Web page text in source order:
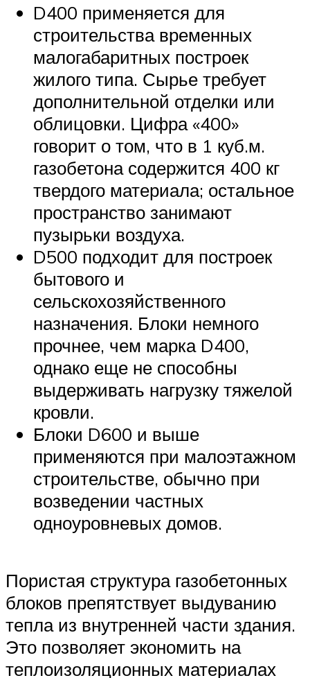
D400 применяется для
строительства временных
малогабаритных построек
жилого типа. Сырье требует
дополнительной отделки или
облицовки. Цифра «400»
говорит о том, что в 1 куб.м.
газобетона содержится 400 кг
твердого материала; остальное
пространство занимают
пузырьки воздуха.
D500 подходит для построек
бытового и
сельскохозяйственного
назначения. Блоки немного
прочнее, чем марка D400,
однако еще не способны
выдерживать нагрузку тяжелой
кровли.
Блоки D600 и выше
применяются при малоэтажном
строительстве, обычно при
возведении частных
одноуровневых домов.
Пористая структура газобетонных
блоков препятствует выдуванию
тепла из внутренней части здания.
Это позволяет экономить на
теплоизоляционных материалах